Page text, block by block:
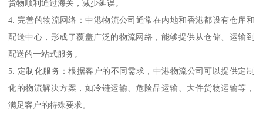
货物顺利通过海关，减少延误。
4. 完善的物流网络：中港物流公司通常在内地和香港都设有仓库和
配送中心，形成了覆盖广泛的物流网络，能够提供从仓储、运输到
配送的一站式服务。
5. 定制化服务：根据客户的不同需求，中港物流公司可以提供定制
化的物流解决方案，如冷链运输、危险品运输、大件货物运输等，
满足客户的特殊要求。